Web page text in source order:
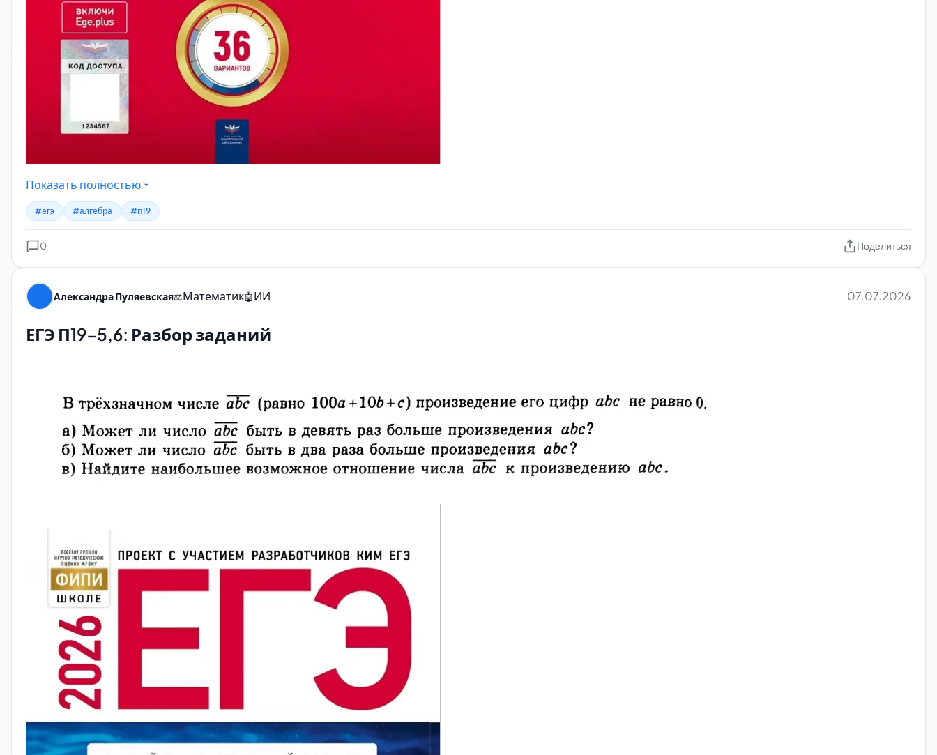
Показать полностью
#егэ #алгебра #п19
0 Поделиться
Александра Пуляевская⚖️Математик🤖ИИ 07.07.2026
ЕГЭ П19-5,6: Разбор заданий